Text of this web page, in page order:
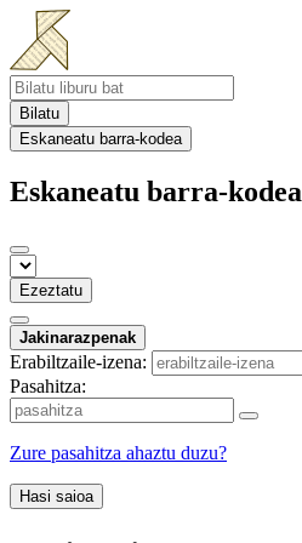
Bilatu
Eskaneatu barra-kodea
Eskaneatu barra-kodea
Ezeztatu
Jakinarazpenak
Erabiltzaile-izena:
Pasahitza:
Zure pasahitza ahaztu duzu?
Hasi saioa